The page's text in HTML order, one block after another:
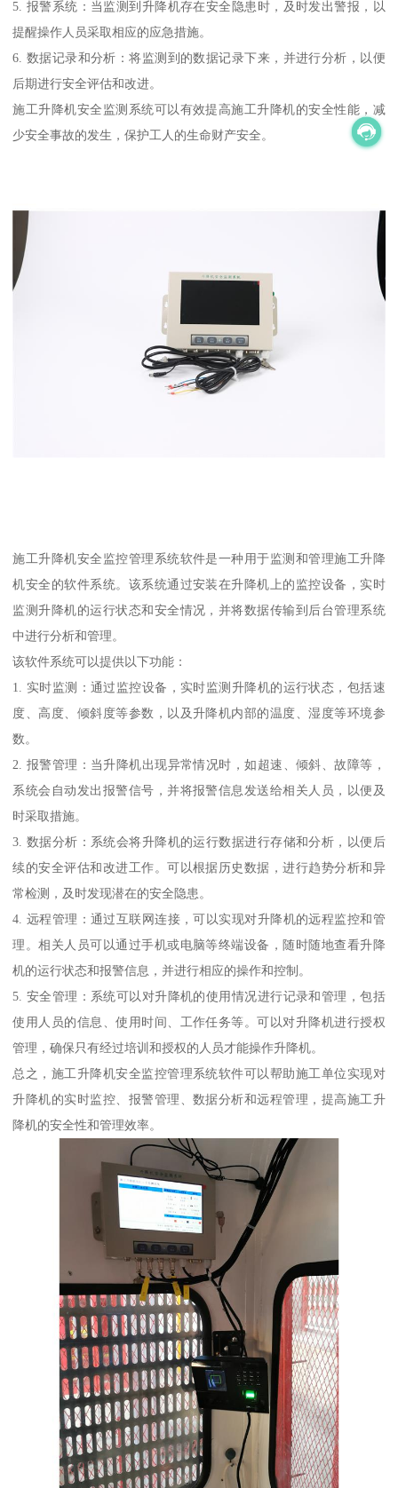
5. 报警系统：当监测到升降机存在安全隐患时，及时发出警报，以
提醒操作人员采取相应的应急措施。
6. 数据记录和分析：将监测到的数据记录下来，并进行分析，以便
后期进行安全评估和改进。
施工升降机安全监测系统可以有效提高施工升降机的安全性能，减
少安全事故的发生，保护工人的生命财产安全。
施工升降机安全监控管理系统软件是一种用于监测和管理施工升降
机安全的软件系统。该系统通过安装在升降机上的监控设备，实时
监测升降机的运行状态和安全情况，并将数据传输到后台管理系统
中进行分析和管理。
该软件系统可以提供以下功能：
1. 实时监测：通过监控设备，实时监测升降机的运行状态，包括速
度、高度、倾斜度等参数，以及升降机内部的温度、湿度等环境参
数。
2. 报警管理：当升降机出现异常情况时，如超速、倾斜、故障等，
系统会自动发出报警信号，并将报警信息发送给相关人员，以便及
时采取措施。
3. 数据分析：系统会将升降机的运行数据进行存储和分析，以便后
续的安全评估和改进工作。可以根据历史数据，进行趋势分析和异
常检测，及时发现潜在的安全隐患。
4. 远程管理：通过互联网连接，可以实现对升降机的远程监控和管
理。相关人员可以通过手机或电脑等终端设备，随时随地查看升降
机的运行状态和报警信息，并进行相应的操作和控制。
5. 安全管理：系统可以对升降机的使用情况进行记录和管理，包括
使用人员的信息、使用时间、工作任务等。可以对升降机进行授权
管理，确保只有经过培训和授权的人员才能操作升降机。
总之，施工升降机安全监控管理系统软件可以帮助施工单位实现对
升降机的实时监控、报警管理、数据分析和远程管理，提高施工升
降机的安全性和管理效率。